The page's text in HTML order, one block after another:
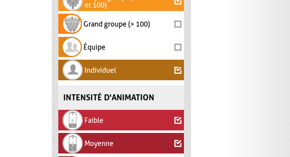
et 100)
Grand groupe (> 100)
Équipe
Individuel
INTENSITÉ D'ANIMATION
Faible
Moyenne